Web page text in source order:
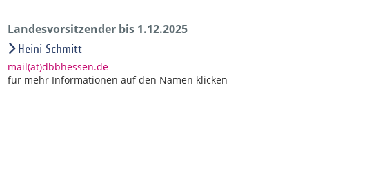
Landesvorsitzender bis 1.12.2025
Heini Schmitt
mail(at)dbbhessen.de
für mehr Informationen auf den Namen klicken